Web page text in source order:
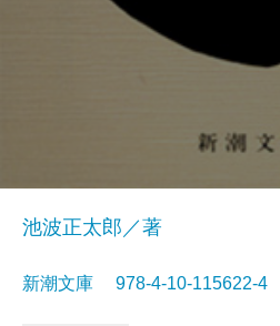
池波正太郎／著
新潮文庫 978-4-10-115622-